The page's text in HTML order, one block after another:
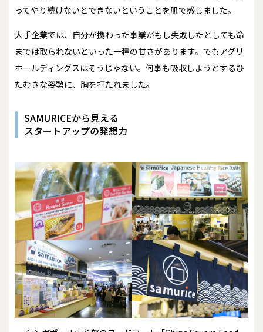
ってやり続けないとできないということを肌で感じました。
大手企業では、自分が携わった事業がもし失敗したとしても命
までは取られないといった一種の甘さがあります。でもアグリ
ホールディングスはそうじゃない。何事も吸収しようとするひ
たむきな姿勢に、胸を打たれました。
SAMURICEから見える
スタートアップの発想力